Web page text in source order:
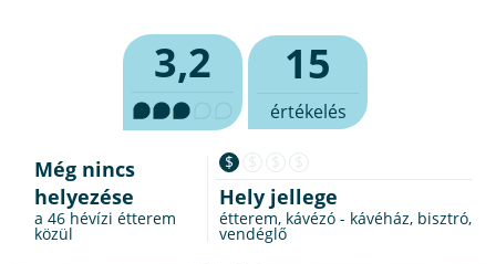
3,2 15
értékelés
Még nincs
helyezése
a 46 hévízi étterem
közül
$
Hely jellege
étterem, kávézó - kávéház, bisztró,
vendéglő